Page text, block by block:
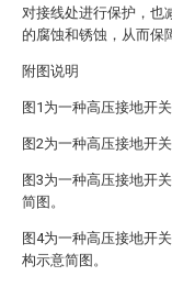
对接线处进行保护，也
的腐蚀和锈蚀，从而保
附图说明
图1为一种高压接地开
图2为一种高压接地开
图3为一种高压接地开
简图。
图4为一种高压接地开
构示意简图。